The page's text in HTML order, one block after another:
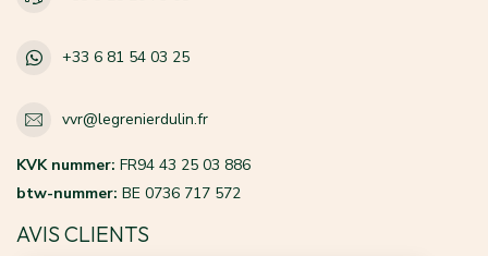
+33 6 81 54 03 25
vvr@legrenierdulin.fr
KVK nummer: FR94 43 25 03 886
btw-nummer: BE 0736 717 572
AVIS CLIENTS